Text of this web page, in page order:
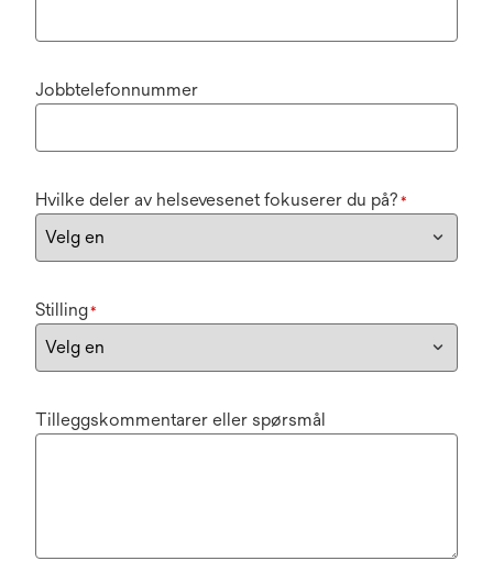
Jobbtelefonnummer
Hvilke deler av helsevesenet fokuserer du på? *
Stilling*
Tilleggskommentarer eller spørsmål